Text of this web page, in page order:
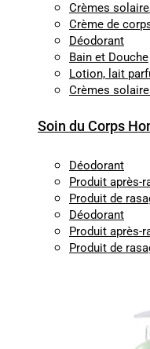
Crèmes
Crème de
Déodorant
Bain et Douche
Lotion, lait
Crèmes
Soin du Corps
Déodorant
Produit après-
Produit de
Déodorant
Produit après-
Produit de